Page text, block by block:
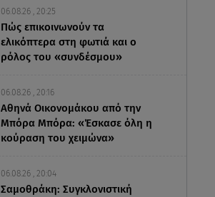
06.08.26 , 20:25
Πώς επικοινωνούν τα
ελικόπτερα στη φωτιά και ο
ρόλος του «συνδέσμου»
06.08.26 , 20:16
Αθηνά Οικονομάκου από την
Μπόρα Μπόρα: «Έσκασε όλη η
κούραση του χειμώνα»
06.08.26 , 20:04
Σαμοθράκη: Συγκλονιστική